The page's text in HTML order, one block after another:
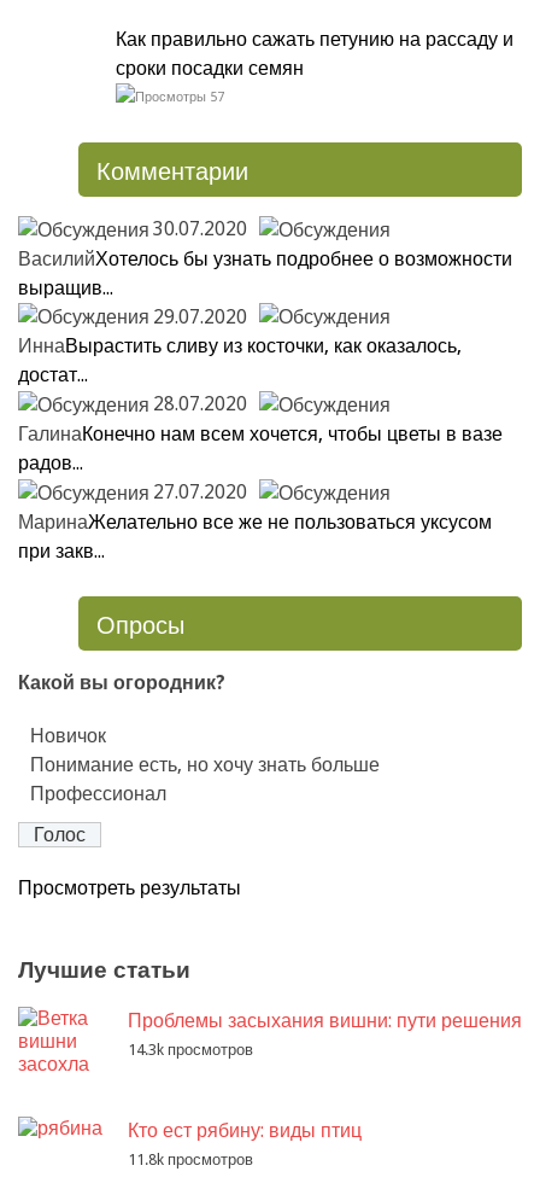
Как правильно сажать петунию на рассаду и
сроки посадки семян
57
Комментарии
30.07.2020
ВасилийХотелось бы узнать подробнее о возможности
выращив...
29.07.2020
ИннаВырастить сливу из косточки, как оказалось,
достат...
28.07.2020
ГалинаКонечно нам всем хочется, чтобы цветы в вазе
радов...
27.07.2020
МаринаЖелательно все же не пользоваться уксусом
при закв...
Опросы
Какой вы огородник?
Новичок
Понимание есть, но хочу знать больше
Профессионал
Просмотреть результаты
Лучшие статьи
Проблемы засыхания вишни: пути решения
14.3k просмотров
Кто ест рябину: виды птиц
11.8k просмотров